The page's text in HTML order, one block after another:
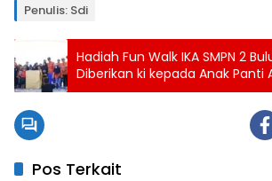
Penulis: Sdi
Hadiah Fun Walk IKA SMPN 2
Diberikan ki kepada Anak Panti
Disampaikan Ketua IKA A.Edy
Pos Terkait